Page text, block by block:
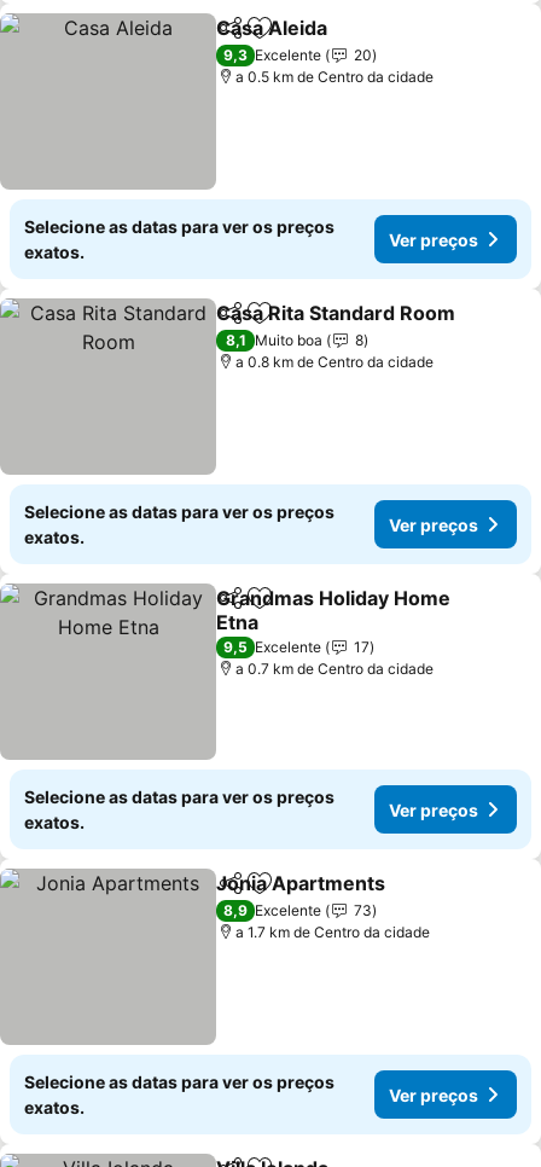
PartilharAdicionar aos favoritos
Casa Aleida
9,3 Excelente
20
a 0.5 km de Centro da cidade
Selecione as datas para ver os preços
exatos.
Ver preços
PartilharAdicionar aos favoritos
Casa Rita Standard Room
8,1 Muito boa
8
a 0.8 km de Centro da cidade
Selecione as datas para ver os preços
exatos.
Ver preços
PartilharAdicionar aos favoritos
Grandmas Holiday Home
Etna
Ver preços
9,5 Excelente
17
a 0.7 km de Centro da cidade
Selecione as datas para ver os preços
exatos.
Ver preços
PartilharAdicionar aos favoritos
Jonia Apartments
8,9 Excelente
73
a 1.7 km de Centro da cidade
Selecione as datas para ver os preços
exatos.
Ver preços